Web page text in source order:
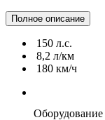
Полное описание
150 л.с.
8,2 л/км
180 км/ч
Оборудование